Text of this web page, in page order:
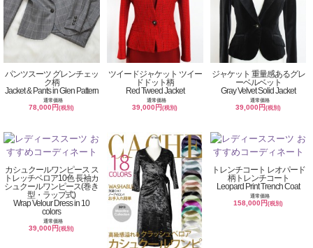
パンツスーツ グレンチェッ
ク柄
Jacket & Pants in Glen Pattern
通常価格
78,000円(税別)
ツイードジャケット ツイー
ドドット柄
Red Tweed Jacket
通常価格
39,000円(税別)
ジャケット 重量感あるグレ
ーベルベット
Gray Velvet Solid Jacket
通常価格
39,000円(税別)
カシュクールワンピース ス
トレッチベロア10色 長袖カ
シュクールワンピース(巻き
型・ラップ式)
Wrap Velour Dress in 10
colors
通常価格
39,000円(税別)
トレンチコート レオパード
柄トレンチコート
Leopard Print Trench Coat
通常価格
158,000円(税別)